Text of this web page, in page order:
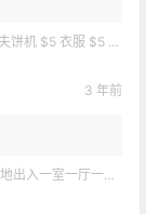
雪手套 $10 宜家衣物收纳 .
3 年前
公车站和商业圈 有后花园和.